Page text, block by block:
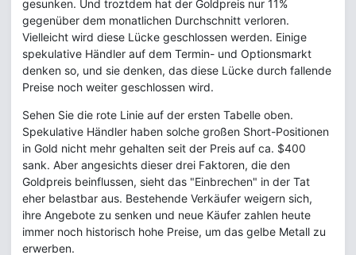
gesunken. Und troztdem hat der Goldpreis nur 11%
gegenüber dem monatlichen Durchschnitt verloren.
Vielleicht wird diese Lücke geschlossen werden. Einige
spekulative Händler auf dem Termin- und Optionsmarkt
denken so, und sie denken, das diese Lücke durch fallende
Preise noch weiter geschlossen wird.
Sehen Sie die rote Linie auf der ersten Tabelle oben.
Spekulative Händler haben solche großen Short-Positionen
in Gold nicht mehr gehalten seit der Preis auf ca. $400
sank. Aber angesichts dieser drei Faktoren, die den
Goldpreis beinflussen, sieht das "Einbrechen" in der Tat
eher belastbar aus. Bestehende Verkäufer weigern sich,
ihre Angebote zu senken und neue Käufer zahlen heute
immer noch historisch hohe Preise, um das gelbe Metall zu
erwerben.